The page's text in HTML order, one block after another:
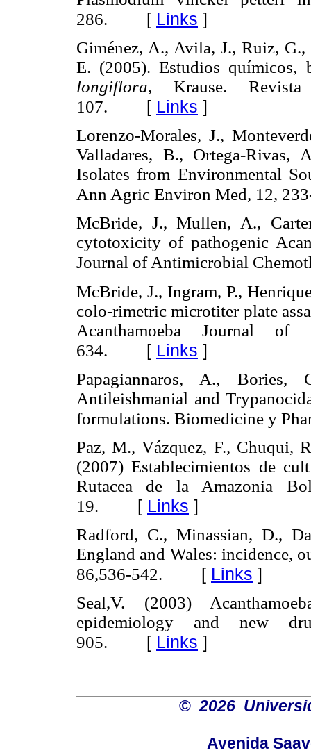
286. [ Links ]
Giménez, A., Avila, J., Ruiz, G.,
E. (2005). Estudios
longiflora, Krause.
107. [ Links ]
Lorenzo-Morales, J.,
Valladares, B., Ortega-Rivas,
Isolates from Environmental
Ann Agric Environ Med, 12,
McBride, J., Mullen, A.,
cytotoxicity of pathogenic
Journal of Antimicrobial
McBride, J., Ingram, P.,
colo-rimetric microtiter plate
Acanthamoeba Journal
634. [ Links ]
Papagiannaros, A., Bories,
Antileishmanial and
formulations. Biomedicine y
Paz, M., Vázquez, F., Chuqui,
(2007) Establecimientos de
Rutacea de la Amazonia
19. [ Links ]
Radford, C., Minassian, D.,
England and Wales: incidence,
86,536-542. [ Links ]
Seal,V. (2003)
epidemiology and new
905. [ Links ]
© 2026
Avenida